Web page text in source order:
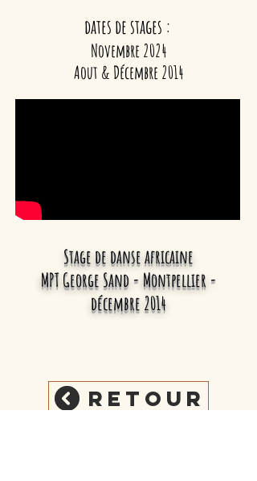
dates de stages :
Novembre 2024
Aout & Décembre 2014
Stage de danse africaine
MPT George Sand - Montpellier -
décembre 2014
Retour